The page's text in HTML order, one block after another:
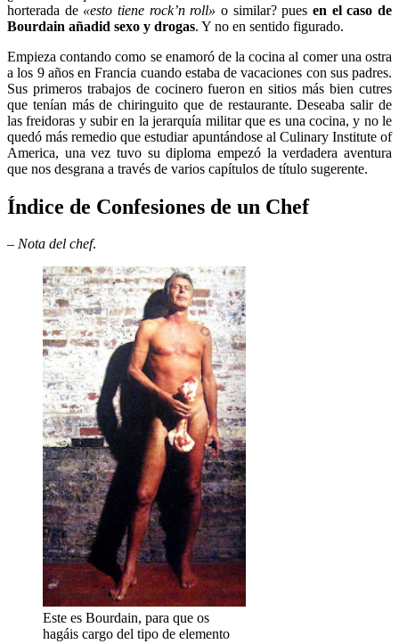
horterada de«esto tiene rock’n roll» o similar? puesen el caso de
Bourdain añadid sexo y drogas. Y no en sentido figurado.
Empieza contando como se enamoró de la cocina al comer una ostra
a los 9 años en Francia cuando estaba de vacaciones con sus padres.
Sus primeros trabajos de cocinero fueron en sitios más bien cutres
que tenían más de chiringuito que de restaurante. Deseaba salir de
las freidoras y subir en la jerarquía militar que es una cocina, y no le
quedó más remedio que estudiar apuntándose al Culinary Institute of
America, una vez tuvo su diploma empezó la verdadera aventura
que nos desgrana a través de varios capítulos de título sugerente.
Índice de Confesiones de un Chef
– Nota del chef.
Este es Bourdain, para que os
hagáis cargo del tipo de elemento